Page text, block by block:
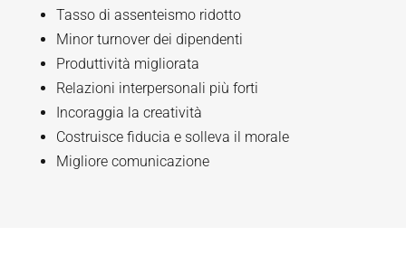
Tasso di assenteismo ridotto
Minor turnover dei dipendenti
Produttività migliorata
Relazioni interpersonali più forti
Incoraggia la creatività
Costruisce fiducia e solleva il morale
Migliore comunicazione